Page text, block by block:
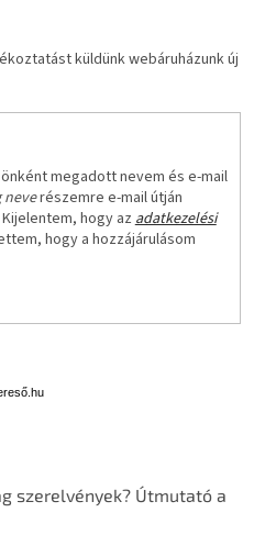
küldünk webáruházunk új
megadott nevem és e-mail
neverészemre e-mail útján
hogy azadatkezelési
hogy a hozzájárulásom
szerelvények? Útmutató a